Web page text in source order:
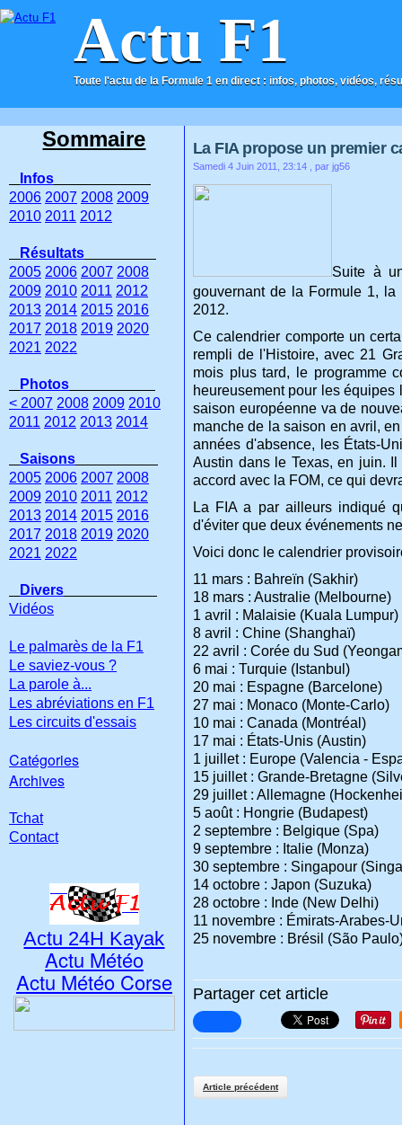
Actu F1
Toute l'actu de la Formule 1 en direct : infos, photos, vidéos,
ACCUEIL CONTACT
La FIA propose un premier
Samedi 4 Juin 2011, 23:14 , par jg56
Suite à
gouvernant de la Formule 1,
2012.
Ce calendrier comporte un
rempli de l'Histoire, avec 21
mois plus tard, le programme
heureusement pour les
saison européenne va de
manche de la saison en avril,
années d'absence, les États-
Austin dans le Texas, en juin.
accord avec la FOM, ce qui
La FIA a par ailleurs indiqué
d'éviter que deux événements
Voici donc le calendrier
11 mars : Bahreïn (Sakhir)
18 mars : Australie (Melbourne)
1 avril : Malaisie (Kuala Lumpur)
8 avril : Chine (Shanghaï)
22 avril : Corée du Sud
6 mai : Turquie (Istanbul)
20 mai : Espagne (Barcelone)
27 mai : Monaco (Monte-Carlo)
10 mai : Canada (Montréal)
17 mai : États-Unis (Austin)
1 juillet : Europe (Valencia -
15 juillet : Grande-Bretagne
29 juillet : Allemagne
5 août : Hongrie (Budapest)
2 septembre : Belgique (Spa)
9 septembre : Italie (Monza)
30 septembre : Singapour
14 octobre : Japon (Suzuka)
28 octobre : Inde (New Delhi)
11 novembre : Émirats-Arabes-
25 novembre : Brésil (São
Partager cet article
Article précédent
Sommaire
Infos
2006 2007 2008 2009
2010 2011 2012
Résultats
2005 2006 2007 2008
2009 2010 2011 2012
2013 2014 2015 2016
2017 2018 2019 2020
2021 2022
Photos
< 2007 2008 2009 2010
2011 2012 2013 2014
Saisons
2005 2006 2007 2008
2009 2010 2011 2012
2013 2014 2015 2016
2017 2018 2019 2020
2021 2022
Divers
Vidéos
Le palmarès de la F1
Le saviez-vous ?
La parole à...
Les abréviations en F1
Les circuits d'essais
Catégories
Archives
Tchat
Contact
Actu 24H Kayak
Actu Météo
Actu Météo Corse